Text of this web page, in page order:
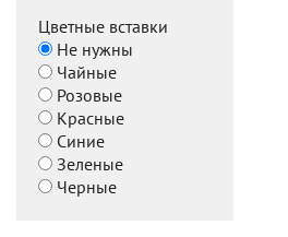
Цветные вставки
Не нужны
Чайные
Розовые
Красные
Синие
Зеленые
Черные